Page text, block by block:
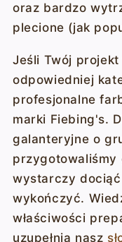
oraz bardzo
plecione (jak
Jeśli Twój
odpowiedniej
profesjonalne
marki Fiebing's.
galanteryjne o
przygotowaliśmy
wystarczy dociąć
wykończyć.
właściwości
uzupełnia nasz